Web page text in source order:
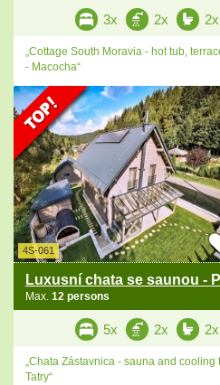
3x 2x 2x
„Cottage South Moravia - hot tub,
- Macocha“
4S-061
Luxusní chata se saunou -
Max. 12 persons
5x 2x 2x
„Chata Zástavnica - sauna and
Tatry“